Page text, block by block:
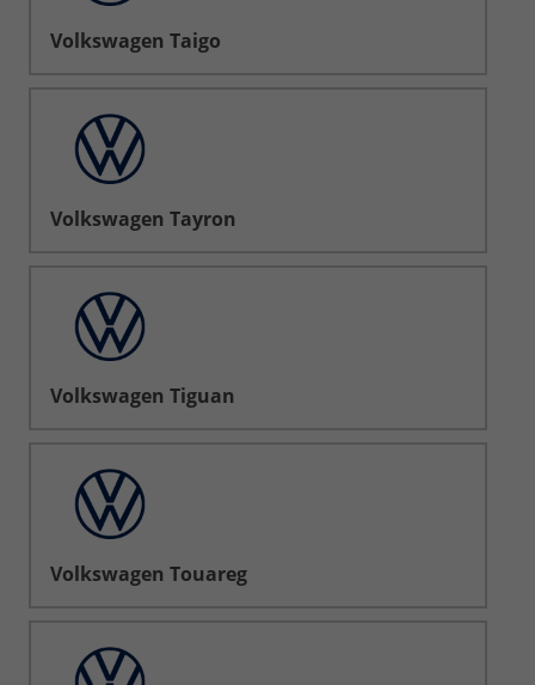
Volkswagen Taigo
Volkswagen Tayron
Volkswagen Tiguan
Volkswagen Touareg